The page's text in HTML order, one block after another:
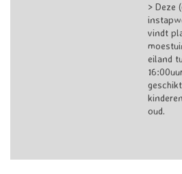
> Deze
vindt
eiland
oud.